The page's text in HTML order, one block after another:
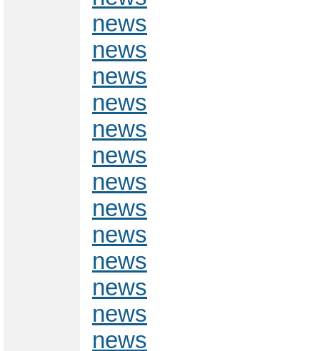
news
news
news
news
news
news
news
news
news
news
news
news
news